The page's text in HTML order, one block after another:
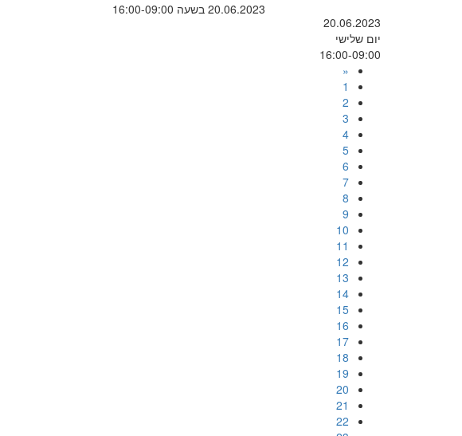
20.06.2023
יום שלישי
16:00-09:00
20.06.2023 בשעה 16:00-09:00
«
1
2
3
4
5
6
7
8
9
10
11
12
13
14
15
16
17
18
19
20
21
22